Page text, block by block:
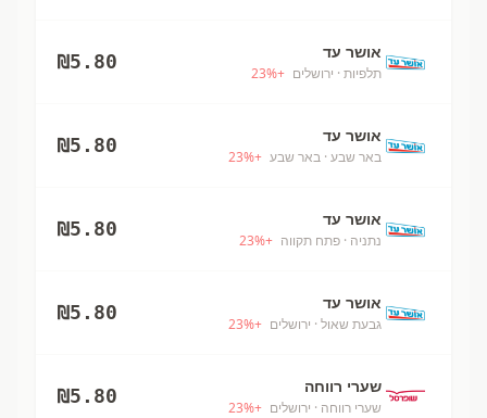
אושר עד
תלפיות · ירושלים +
23%
₪5.80
אושר עד
באר שבע · באר שבע +
23%
₪5.80
אושר עד
נתניה · פתח תקווה +
23%
₪5.80
אושר עד
גבעת שאול · ירושלים +
23%
₪5.80
שערי רווחה
שערי רווחה · ירושלים +
23%
₪5.80